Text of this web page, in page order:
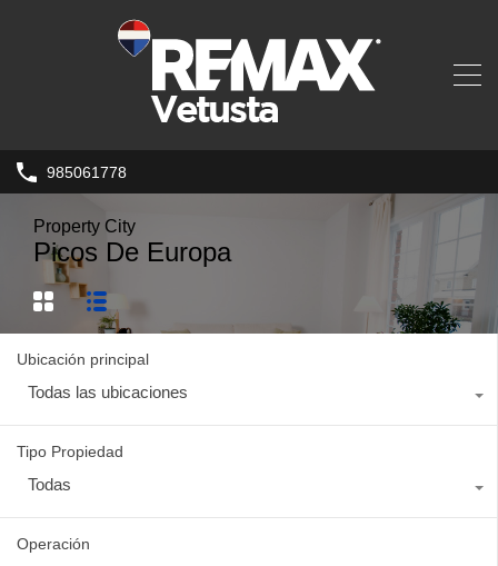
985061778
Property City
Picos De Europa
Ubicación principal
Todas las ubicaciones
Tipo Propiedad
Todas
Operación